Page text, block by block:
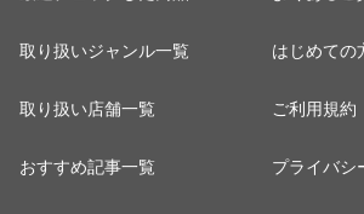
取り扱いジャンル一覧
取り扱い店舗一覧
おすすめ記事一覧
はじめての
ご利用規約
プライバシ